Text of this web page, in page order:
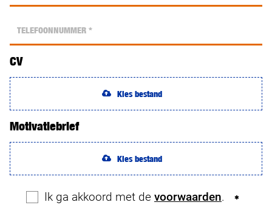
CV
Kies bestand
Motivatiebrief
Kies bestand
Ik ga akkoord met de voorwaarden.